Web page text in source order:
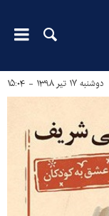
دوشنبه ۱۷ تیر ۱۳۹۸ - ۱۵:۰۴